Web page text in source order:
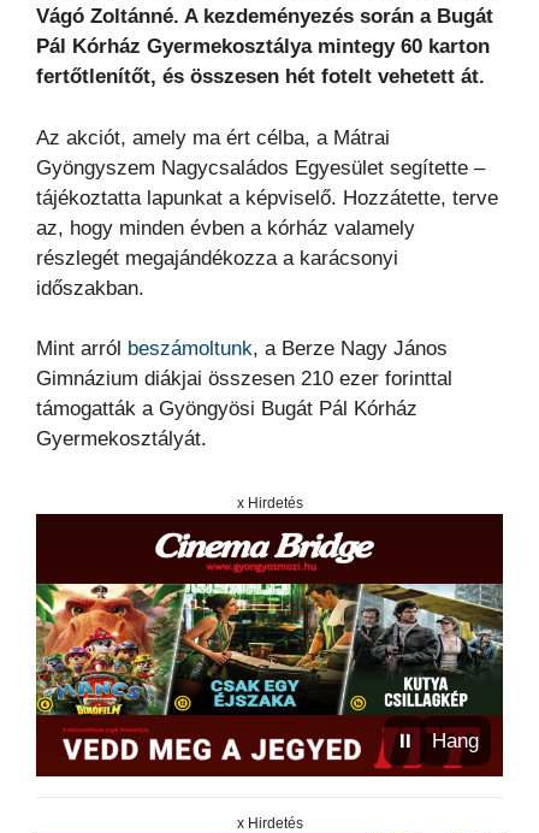
Vágó Zoltánné. A kezdeményezés során a Bugát
Pál Kórház Gyermekosztálya mintegy 60 karton
fertőtlenítőt, és összesen hét fotelt vehetett át.
Az akciót, amely ma ért célba, a Mátrai
Gyöngyszem Nagycsaládos Egyesület segítette –
tájékoztatta lapunkat a képviselő. Hozzátette, terve
az, hogy minden évben a kórház valamely
részlegét megajándékozza a karácsonyi
időszakban.
Mint arról beszámoltunk, a Berze Nagy János
Gimnázium diákjai összesen 210 ezer forinttal
támogatták a Gyöngyösi Bugát Pál Kórház
Gyermekosztályát.
x Hirdetés
⏸ Hang
x Hirdetés